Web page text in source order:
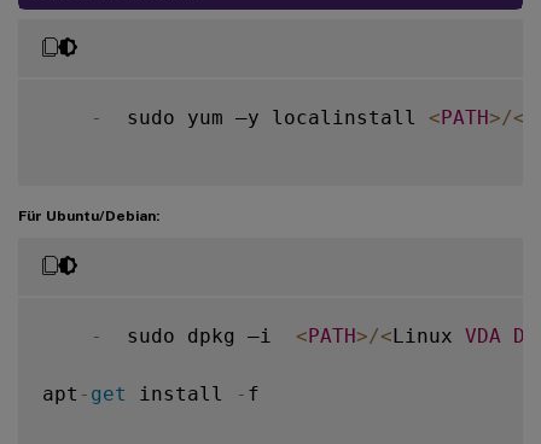
-
  sudo yum –y localinstall
<PATH>/<
Für Ubuntu/Debian:
-
  sudo dpkg –i
<PATH>/<Linux VDA
apt - get install - f